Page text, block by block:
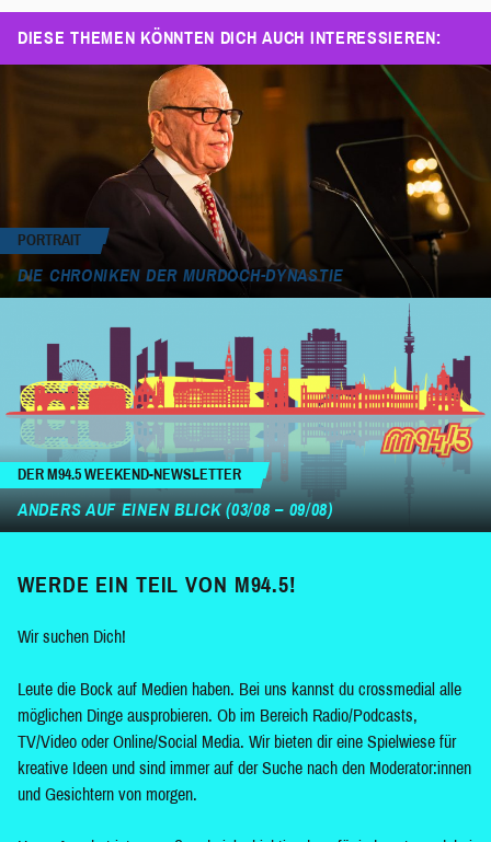
DIESE THEMEN KÖNNTEN DICH AUCH INTERESSIEREN:
PORTRAIT
DIE CHRONIKEN DER MURDOCH-DYNASTIE
DER M94.5 WEEKEND-NEWSLETTER
ANDERS AUF EINEN BLICK (03/08 – 09/08)
WERDE EIN TEIL VON M94.5!
Wir suchen Dich!
Leute die Bock auf Medien haben. Bei uns kannst du crossmedial alle
möglichen Dinge ausprobieren. Ob im Bereich Radio/Podcasts,
TV/Video oder Online/Social Media. Wir bieten dir eine Spielwiese für
kreative Ideen und sind immer auf der Suche nach den Moderator:innen
und Gesichtern von morgen.